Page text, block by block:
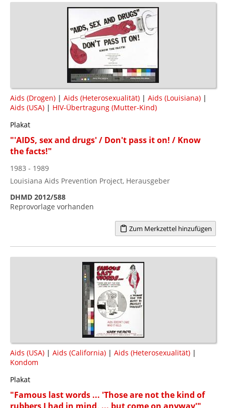
Aids (Drogen) | Aids (Heterosexualität) | Aids (Louisiana) |
Aids (USA) | HIV-Übertragung (Mutter-Kind)
Plakat
"'AIDS, sex and drugs' / Don't pass it on! / Know
the facts!"
1983 - 1989
Louisiana Aids Prevention Project, Herausgeber
DHMD 2012/588
Reprovorlage vorhanden
Zum Merkzettel hinzufügen
Aids (USA) | Aids (California) | Aids (Heterosexualität) |
Kondom
Plakat
"Famous last words ... 'Those are not the kind of